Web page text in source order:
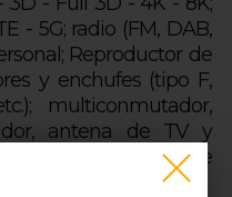
- 5G; radio (FM, DAB,
Reproductor de
y enchufes (tipo F,
multiconmutador,
antena de TV y
a Internet, cable